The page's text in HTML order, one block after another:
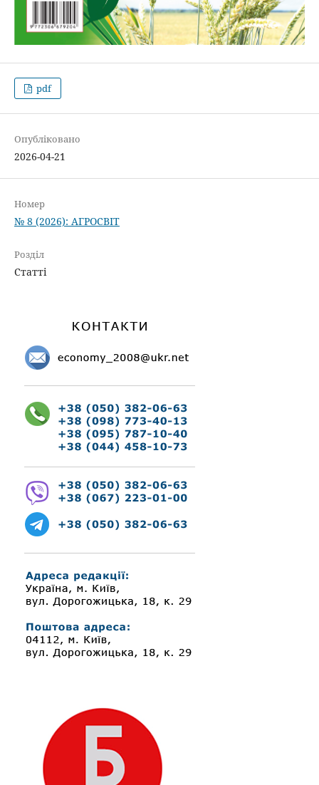
pdf
Опубліковано
2026-04-21
Номер
№ 8 (2026): АГРОСВІТ
Розділ
Статті